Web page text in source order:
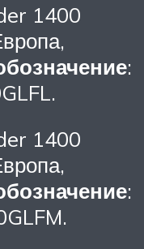
1400
:
1400
: